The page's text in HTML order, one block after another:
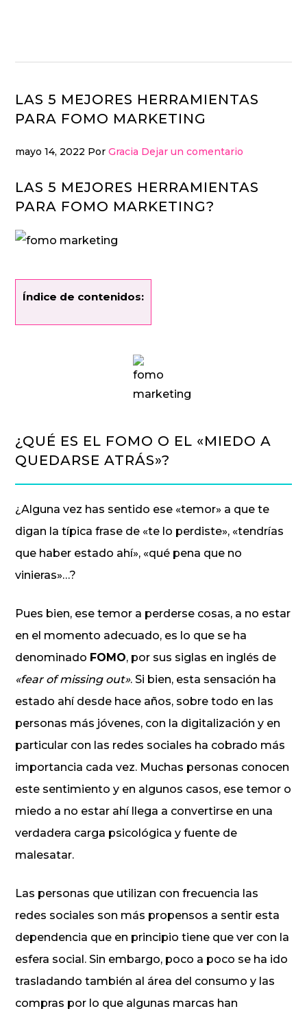
principal
principal
LAS 5 MEJORES HERRAMIENTAS
PARA FOMO MARKETING
mayo 14, 2022 PorGracia Dejar un comentario
LAS 5 MEJORES HERRAMIENTAS
PARA FOMO MARKETING?
Índice de contenidos:
¿QUÉ ES EL FOMO O EL «MIEDO A
QUEDARSE ATRÁS»?
¿Alguna vez has sentido ese «temor» a que te
digan la típica frase de «te lo perdiste», «tendrías
que haber estado ahí», «qué pena que no
vinieras»…?
Pues bien, ese temor a perderse cosas, a no estar
en el momento adecuado, es lo que se ha
denominado FOMO, por sus siglas en inglés de
«fear of missing out». Si bien, esta sensación ha
estado ahí desde hace años, sobre todo en las
personas más jóvenes, con la digitalización y en
particular con las redes sociales ha cobrado más
importancia cada vez. Muchas personas conocen
este sentimiento y en algunos casos, ese temor o
miedo a no estar ahí llega a convertirse en una
verdadera carga psicológica y fuente de
malesatar.
Las personas que utilizan con frecuencia las
redes sociales son más propensos a sentir esta
dependencia que en principio tiene que ver con la
esfera social. Sin embargo, poco a poco se ha ido
trasladando también al área del consumo y las
compras por lo que algunas marcas han